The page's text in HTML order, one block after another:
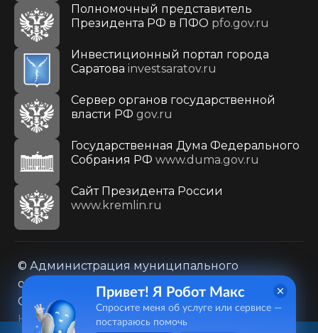
Полномочный представитель
Президента РФ в ПФО pfo.gov.ru
Инвестиционный портал города
Саратова investsaratov.ru
Сервер органов государственной
власти РФ gov.ru
Государственная Дума Федерального
Собрания РФ www.duma.gov.ru
Cайт Президента России
www.kremlin.ru
© Администрация муниципального
образования городского округа «Город
Саратов»
Контакты
Карта сайта
Привет! Я Робот Макс
Спросите меня об услуге или сервисе —
постараюсь помочь